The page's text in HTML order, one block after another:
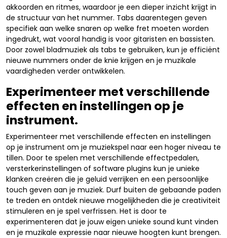
akkoorden en ritmes, waardoor je een dieper inzicht krijgt in
de structuur van het nummer. Tabs daarentegen geven
specifiek aan welke snaren op welke fret moeten worden
ingedrukt, wat vooral handig is voor gitaristen en bassisten.
Door zowel bladmuziek als tabs te gebruiken, kun je efficiënt
nieuwe nummers onder de knie krijgen en je muzikale
vaardigheden verder ontwikkelen.
Experimenteer met verschillende
effecten en instellingen op je
instrument.
Experimenteer met verschillende effecten en instellingen
op je instrument om je muziekspel naar een hoger niveau te
tillen. Door te spelen met verschillende effectpedalen,
versterkerinstellingen of software plugins kun je unieke
klanken creëren die je geluid verrijken en een persoonlijke
touch geven aan je muziek. Durf buiten de gebaande paden
te treden en ontdek nieuwe mogelijkheden die je creativiteit
stimuleren en je spel verfrissen. Het is door te
experimenteren dat je jouw eigen unieke sound kunt vinden
en je muzikale expressie naar nieuwe hoogten kunt brengen.